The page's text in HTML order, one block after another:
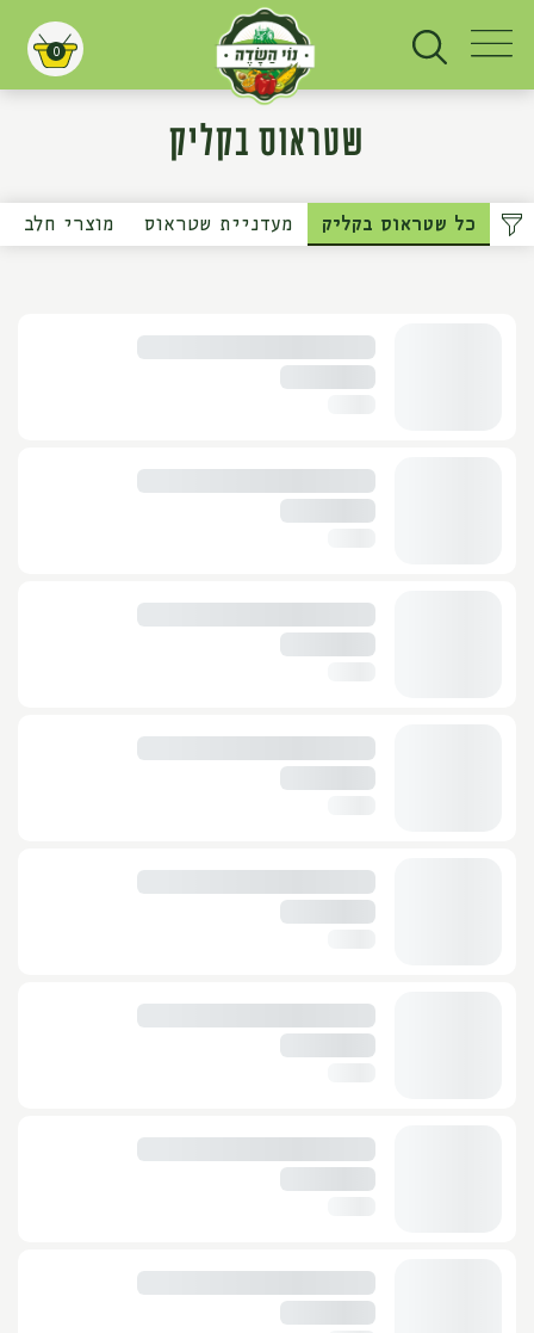
עגלת קניות
0
שטראוס בקליק
כל שטראוס בקליק מעדניית שטראוס מוצרי חלב